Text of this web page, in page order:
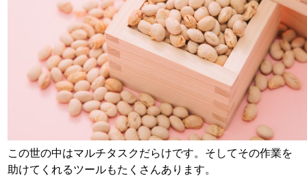
この世の中はマルチタスクだらけです。そしてその作業を
助けてくれるツールもたくさんあります。